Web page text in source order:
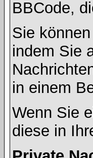
BBCode,
Sie
indem Sie
in einem
Wenn Sie
diese in